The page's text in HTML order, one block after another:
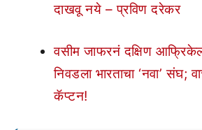
दाखवू नये – प्रविण दरेकर
वसीम जाफरनं दक्षिण
निवडला भारताचा ‘नवा’ संघ;
कॅप्टन!